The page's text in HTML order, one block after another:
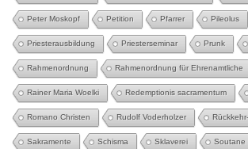
Peter Moskopf Petition Pfarrer Pileolus
Priesterausbildung Priesterseminar Prunk
Rahmenordnung Rahmenordnung für Ehrenamtliche
Rainer Maria Woelki Redemptionis sacramentum
Romano Christen Rudolf Voderholzer
Sakramente Schisma Sklaverei Soutane